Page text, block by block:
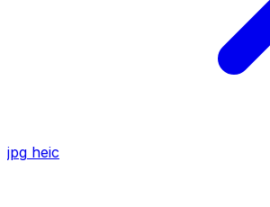
jpg heic